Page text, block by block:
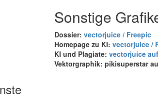
Sonstige
Dossier: vectorjuice / Freepic
Homepage zu KI: vectorjuice /
KI und Plagiate: vectorjuice
Vektorgraphik: pikisuperstar